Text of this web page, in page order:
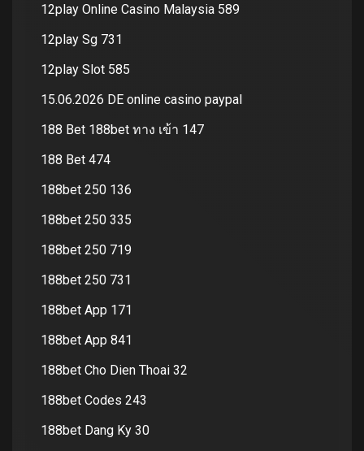
12play Online Casino Malaysia 589
12play Sg 731
12play Slot 585
15.06.2026 DE online casino paypal
188 Bet 188bet ทาง เข้า 147
188 Bet 474
188bet 250 136
188bet 250 335
188bet 250 719
188bet 250 731
188bet App 171
188bet App 841
188bet Cho Dien Thoai 32
188bet Codes 243
188bet Dang Ky 30